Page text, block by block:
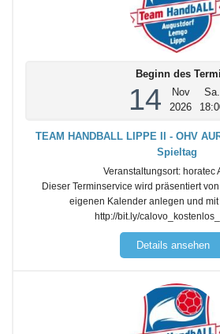
Beginn des
14
Nov
2026
Sa.
TEAM HANDBALL LIPPE II - OHV
Spieltag
Veranstaltungsort: horatec
Dieser Terminservice wird präsentiert
eigenen Kalender anlegen und
http://bit.ly/
Details ansehen